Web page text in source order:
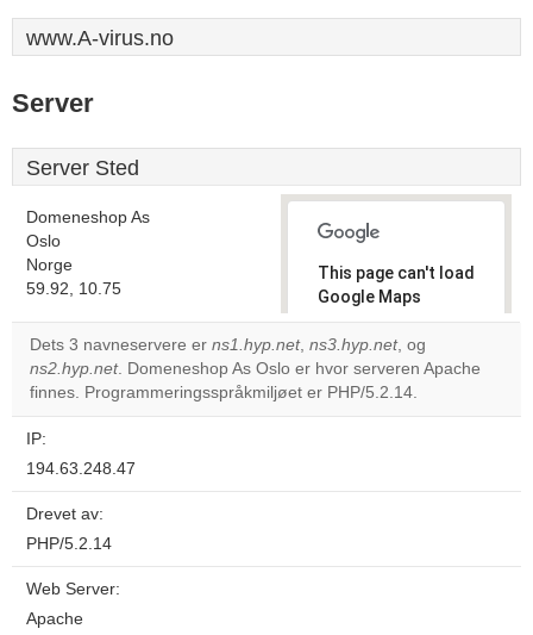
www.A-virus.no
Server
Server Sted
Domeneshop As
Oslo
Norge
59.92, 10.75
This page can't load
Google Maps
correctly.
Do you
own this
Dets 3 navneservere er ns1.hyp.net, ns3.hyp.net, og
ns2.hyp.net. Domeneshop As Oslo er hvor serveren Apache
finnes. Programmeringsspråkmiljøet er PHP/5.2.14.
IP:
194.63.248.47
Drevet av:
PHP/5.2.14
Web Server:
Apache